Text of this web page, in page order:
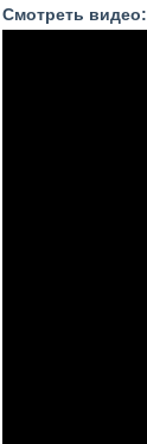
Смотреть видео: